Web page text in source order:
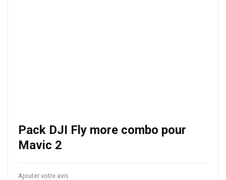
Pack DJI Fly more combo pour
Mavic 2
Ajouter votre avis